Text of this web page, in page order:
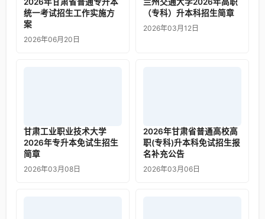
统一考试招生工作实施方
案
2026年06月20日
（专科）升本科招生简章
2026年03月12日
甘肃工业职业技术大学
2026年专升本免试生招生
简章
2026年03月08日
2026年甘肃省普通高校高
职(专科)升本科免试招生报
名补充公告
2026年03月06日